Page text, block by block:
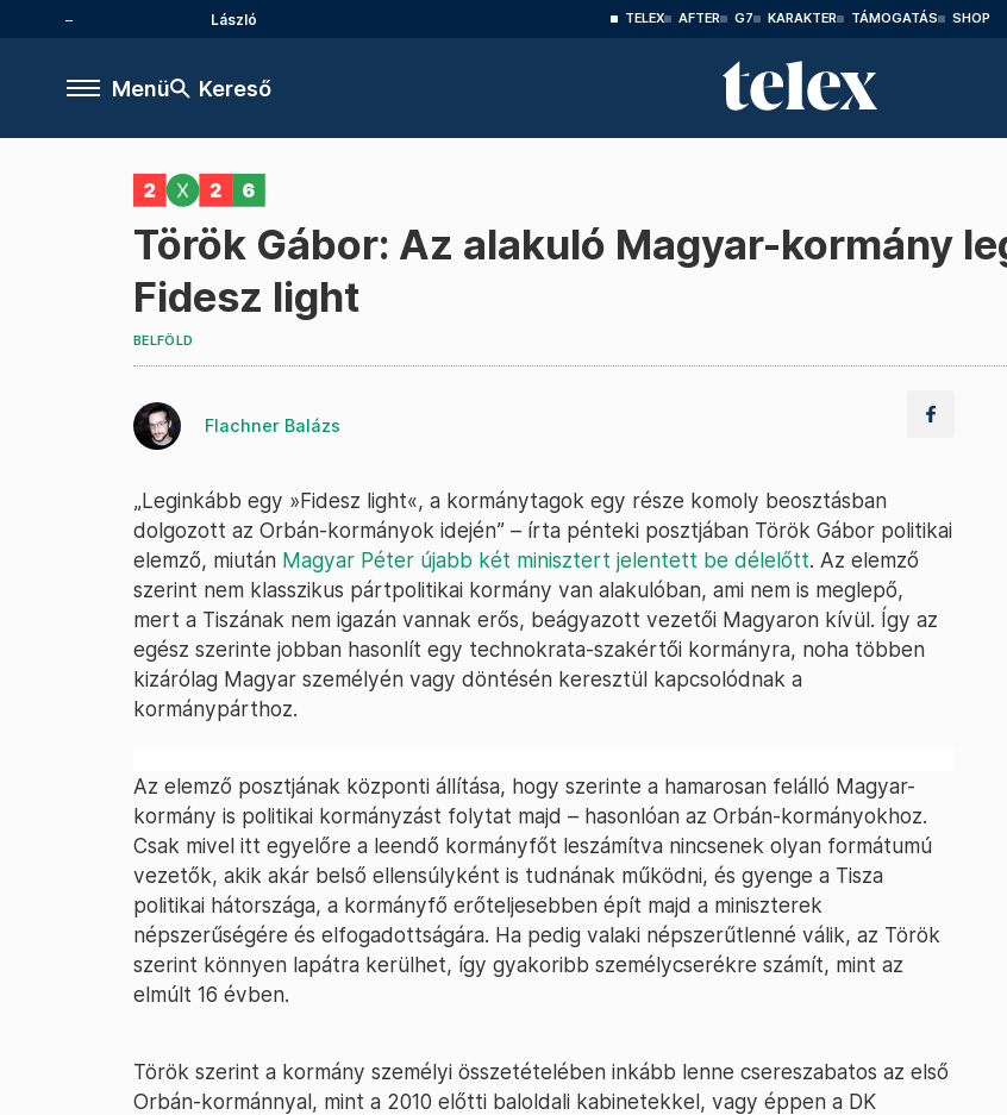
László TELEX AFTER G7 KARAKTER TÁMOGATÁS SHOP
Menü Kereső
Török Gábor: Az alakuló Magyar-kormány
Fidesz light
BELFÖLD
Flachner Balázs
„Leginkább egy »Fidesz light«, a kormánytagok egy része komoly beosztásban
dolgozott az Orbán-kormányok idején” – írta pénteki posztjában Török Gábor politikai
elemző, miután Magyar Péter újabb két minisztert jelentett be délelőtt. Az elemző
szerint nem klasszikus pártpolitikai kormány van alakulóban, ami nem is meglepő,
mert a Tiszának nem igazán vannak erős, beágyazott vezetői Magyaron kívül. Így az
egész szerinte jobban hasonlít egy technokrata-szakértői kormányra, noha többen
kizárólag Magyar személyén vagy döntésén keresztül kapcsolódnak a
kormánypárthoz.
Az elemző posztjának központi állítása, hogy szerinte a hamarosan felálló Magyar-
kormány is politikai kormányzást folytat majd – hasonlóan az Orbán-kormányokhoz.
Csak mivel itt egyelőre a leendő kormányfőt leszámítva nincsenek olyan formátumú
vezetők, akik akár belső ellensúlyként is tudnának működni, és gyenge a Tisza
politikai hátországa, a kormányfő erőteljesebben épít majd a miniszterek
népszerűségére és elfogadottságára. Ha pedig valaki népszerűtlenné válik, az Török
szerint könnyen lapátra kerülhet, így gyakoribb személycserékre számít, mint az
elmúlt 16 évben.
Török szerint a kormány személyi összetételében inkább lenne csereszabatos az első
Orbán-kormánnyal, mint a 2010 előtti baloldali kabinetekkel, vagy éppen a DK